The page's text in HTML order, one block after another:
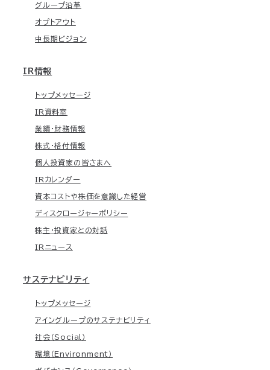
グループ沿革
オプトアウト
中長期ビジョン
IR情報
トップメッセージ
IR資料室
業績・財務情報
株式・格付情報
個人投資家の皆さまへ
IRカレンダー
資本コストや株価を意識した経営
ディスクロージャーポリシー
株主・投資家との対話
IRニュース
サステナビリティ
トップメッセージ
アイングループのサステナビリティ
社会（Social）
環境（Environment）